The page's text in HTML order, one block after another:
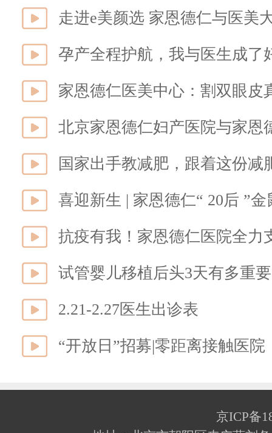
走进e美颜选 家恩德仁与医美
孕产全程护航，我与医生成了
家恩德仁医美中心：割双眼皮
国家出手教减肥，跟着这份减
喜迎新生 | 家恩德仁“ 20后 ”
抗疫有我！家恩德仁医院全力
试管婴儿移植后头3天有多重
2.21-2.27医生出诊表
“开放日”招募|零距离接触医
京ICP备